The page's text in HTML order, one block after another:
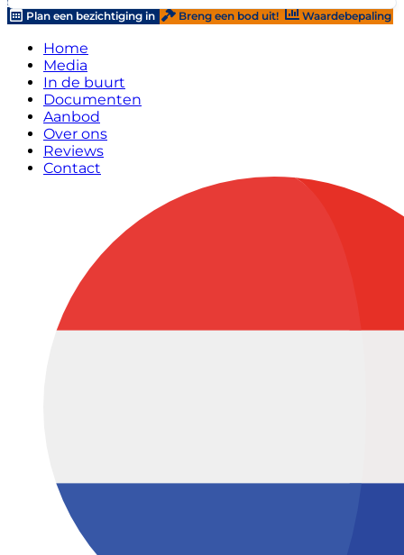
Plan een bezichtiging in
Breng een bod uit! Waardebepaling
Home
Media
In de buurt
Documenten
Aanbod
Over ons
Reviews
Contact